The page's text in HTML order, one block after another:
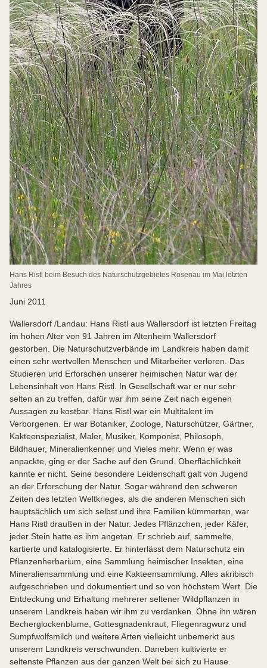
Hans Ristl beim Besuch des Naturschutzgebietes Rosenau im Mai letzten
Jahres
Juni 2011
Wallersdorf /Landau: Hans Ristl aus Wallersdorf ist letzten Freitag
im hohen Alter von 91 Jahren im Altenheim Wallersdorf
gestorben. Die Naturschutzverbände im Landkreis haben damit
einen sehr wertvollen Menschen und Mitarbeiter verloren. Das
Studieren und Erforschen unserer heimischen Natur war der
Lebensinhalt von Hans Ristl. In Gesellschaft war er nur sehr
selten an zu treffen, dafür war ihm seine Zeit nach eigenen
Aussagen zu kostbar. Hans Ristl war ein Multitalent im
Verborgenen. Er war Botaniker, Zoologe, Naturschützer, Gärtner,
Kakteenspezialist, Maler, Musiker, Komponist, Philosoph,
Bildhauer, Mineralienkenner und Vieles mehr. Wenn er was
anpackte, ging er der Sache auf den Grund. Oberflächlichkeit
kannte er nicht. Seine besondere Leidenschaft galt von Jugend
an der Erforschung der Natur. Sogar während den schweren
Zeiten des letzten Weltkrieges, als die anderen Menschen sich
hauptsächlich um sich selbst und ihre Familien kümmerten, war
Hans Ristl draußen in der Natur. Jedes Pflänzchen, jeder Käfer,
jeder Stein hatte es ihm angetan. Er schrieb auf, sammelte,
kartierte und katalogisierte. Er hinterlässt dem Naturschutz ein
Pflanzenherbarium, eine Sammlung heimischer Insekten, eine
Mineraliensammlung und eine Kakteensammlung. Alles akribisch
aufgeschrieben und dokumentiert und so von höchstem Wert. Die
Entdeckung und Erhaltung mehrerer seltener Wildpflanzen in
unserem Landkreis haben wir ihm zu verdanken. Ohne ihn wären
Becherglockenblume, Gottesgnadenkraut, Fliegenragwurz und
Sumpfwolfsmilch und weitere Arten vielleicht unbemerkt aus
unserem Landkreis verschwunden. Daneben kultivierte er
seltenste Pflanzen aus der ganzen Welt bei sich zu Hause.